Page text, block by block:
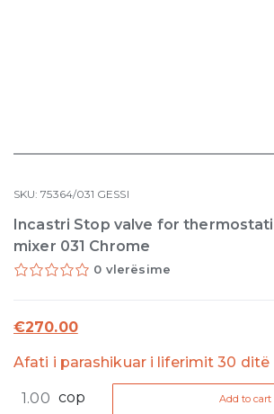
SKU:75364/031 GESSI
Incastri Stop valve for
mixer 031 Chrome
0 vlerësime
€270.00
Afati i parashikuar i liferimit 30 ditë
Stop
cop Add to cart